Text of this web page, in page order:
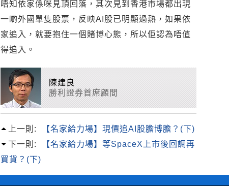
唔知依家係咪見頂回落，其次見到香港市場都出現
一啲外國單隻股票，反映AI股已明顯過熱，如果依
家追入，就要抱住一個賭博心態，所以佢認為唔值
得追入。
陳建良
勝利證券首席顧間
上一則:
【名家給力場】現價追AI股膽博膽？(下)
下一則:
【名家給力場】等SpaceX上市後回調再
買貨？(下)